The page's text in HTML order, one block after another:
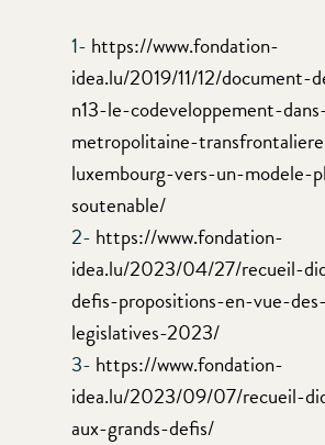
1- https://www.fondation-
idea.lu/2019/11/12/document-
n13-le-codeveloppement-
metropolitaine-
luxembourg-vers-un-modele-
soutenable/
2- https://www.fondation-
idea.lu/2023/04/27/recueil-
defis-propositions-en-vue-
legislatives-2023/
3- https://www.fondation-
idea.lu/2023/09/07/recueil-
aux-grands-defis/